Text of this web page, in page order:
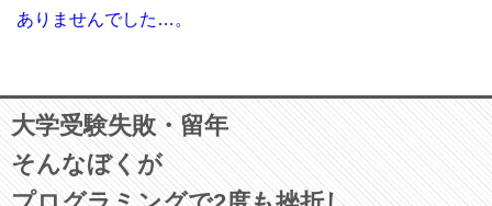
ありませんでした…。
大学受験失敗・留年
そんなぼくが